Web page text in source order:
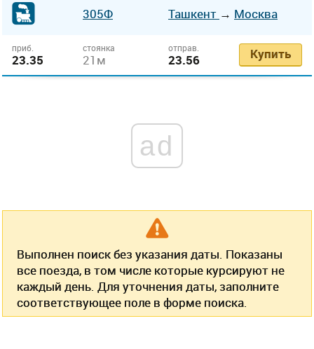
305Ф Ташкент → Москва
приб.
23.35
стоянка
21м
отправ.
23.56 Купить
ad
Выполнен поиск без указания даты. Показаны
все поезда, в том числе которые курсируют не
каждый день. Для уточнения даты, заполните
соответствующее поле в форме поиска.